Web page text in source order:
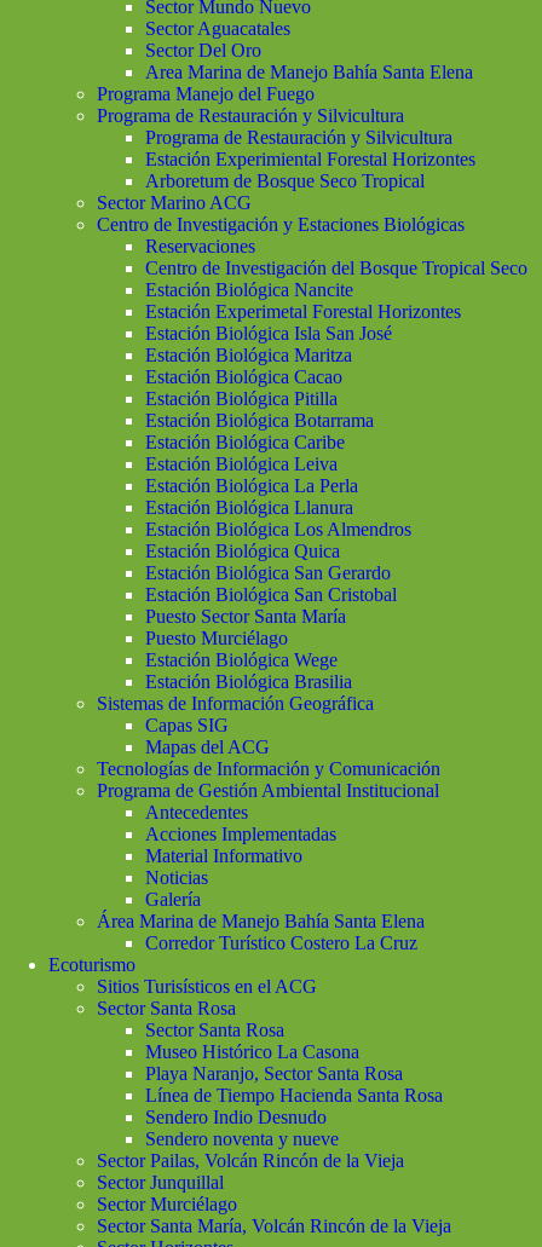
Sector Mundo Nuevo
Sector Aguacatales
Sector Del Oro
Area Marina de Manejo Bahía Santa Elena
Programa Manejo del Fuego
Programa de Restauración y Silvicultura
Programa de Restauración y Silvicultura
Estación Experimiental Forestal Horizontes
Arboretum de Bosque Seco Tropical
Sector Marino ACG
Centro de Investigación y Estaciones Biológicas
Reservaciones
Centro de Investigación del Bosque Tropical Seco
Estación Biológica Nancite
Estación Experimetal Forestal Horizontes
Estación Biológica Isla San José
Estación Biológica Maritza
Estación Biológica Cacao
Estación Biológica Pitilla
Estación Biológica Botarrama
Estación Biológica Caribe
Estación Biológica Leiva
Estación Biológica La Perla
Estación Biológica Llanura
Estación Biológica Los Almendros
Estación Biológica Quica
Estación Biológica San Gerardo
Estación Biológica San Cristobal
Puesto Sector Santa María
Puesto Murciélago
Estación Biológica Wege
Estación Biológica Brasilia
Sistemas de Información Geográfica
Capas SIG
Mapas del ACG
Tecnologías de Información y Comunicación
Programa de Gestión Ambiental Institucional
Antecedentes
Acciones Implementadas
Material Informativo
Noticias
Galería
Área Marina de Manejo Bahía Santa Elena
Corredor Turístico Costero La Cruz
Ecoturismo
Sitios Turisísticos en el ACG
Sector Santa Rosa
Sector Santa Rosa
Museo Histórico La Casona
Playa Naranjo, Sector Santa Rosa
Línea de Tiempo Hacienda Santa Rosa
Sendero Indio Desnudo
Sendero noventa y nueve
Sector Pailas, Volcán Rincón de la Vieja
Sector Junquillal
Sector Murciélago
Sector Santa María, Volcán Rincón de la Vieja